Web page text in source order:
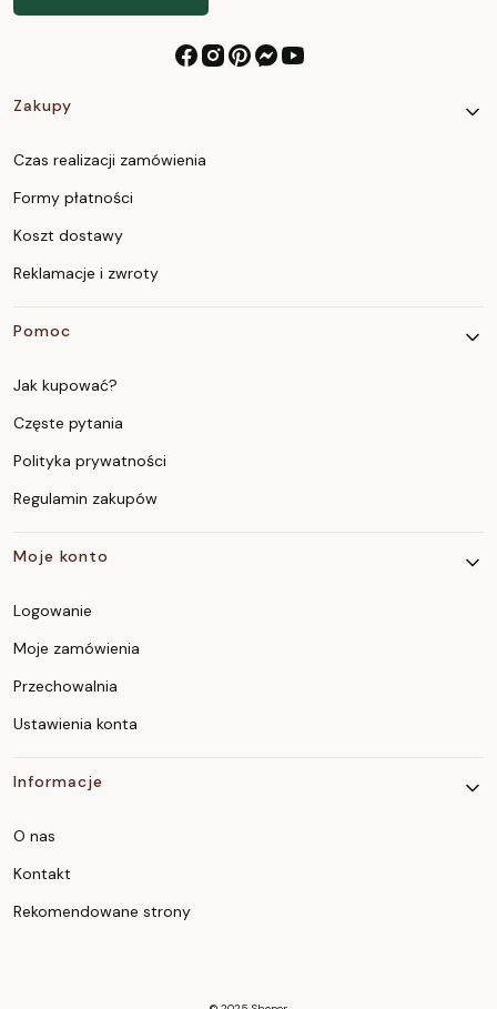
Linki w stopce
Zakupy
Czas realizacji zamówienia
Formy płatności
Koszt dostawy
Reklamacje i zwroty
Pomoc
Jak kupować?
Częste pytania
Polityka prywatności
Regulamin zakupów
Moje konto
Logowanie
Moje zamówienia
Przechowalnia
Ustawienia konta
Informacje
O nas
Kontakt
Rekomendowane strony